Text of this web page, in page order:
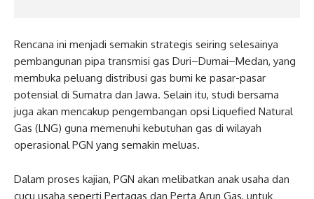
Rencana ini menjadi semakin strategis seiring selesainya
pembangunan pipa transmisi gas Duri–Dumai–Medan, yang
membuka peluang distribusi gas bumi ke pasar-pasar
potensial di Sumatra dan Jawa. Selain itu, studi bersama
juga akan mencakup pengembangan opsi Liquefied Natural
Gas (LNG) guna memenuhi kebutuhan gas di wilayah
operasional PGN yang semakin meluas.
Dalam proses kajian, PGN akan melibatkan anak usaha dan
cucu usaha seperti Pertagas dan Perta Arun Gas, untuk